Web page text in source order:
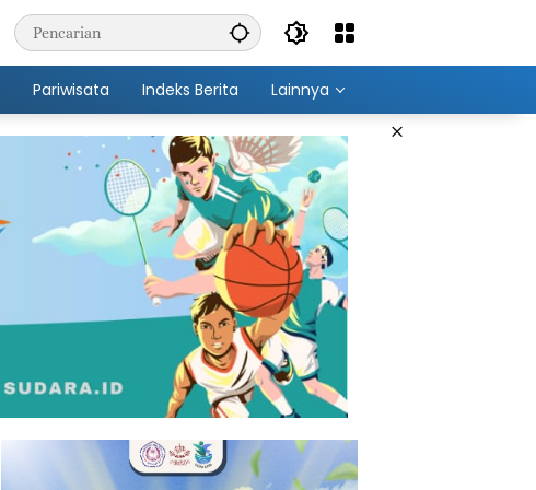
Pariwisata Indeks Berita Lainnya
×